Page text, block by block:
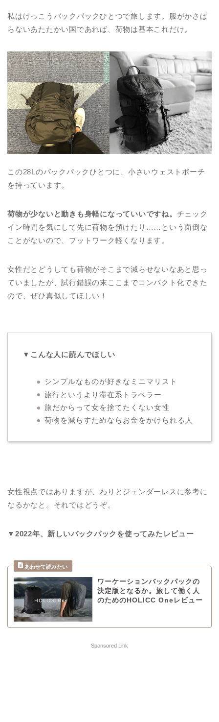
私はけっこうバックパックひとつで旅します。服がかさば
らないあたたかい国であれば、荷物は基本これだけ。
この28Lのバックパックひとつに、小さいウェストポーチ
を持っています。
荷物が少ないと動きも身軽になっていいですね。 チェック
イン時間を気にして先に荷物を預けたり……という面倒な
ことがないので、フットワーク軽くなります。
女性だとどうしても荷物がそこまで減らせないなあと思っ
ていましたが、試行錯誤の末ここまでコンパクト化できた
ので、ぜひ真似してほしい！
▼こんな人に読んでほしい
シンプルなものが好きなミニマリスト
旅行というより滞在系トラベラー
旅だからって女を捨てたくない女性
荷物を減らすためならお金をかけられる人
女性視点ではありますが、わりとジェンダーレスに参考に
なるかなと。それではどうぞ。
▼2022年、新しいバックパックを使ってみたレビュー
ワーケーションバックパックの
決定版となるか。旅して働く人
のためのHOLICC Oneレビュー
Sponsored Link